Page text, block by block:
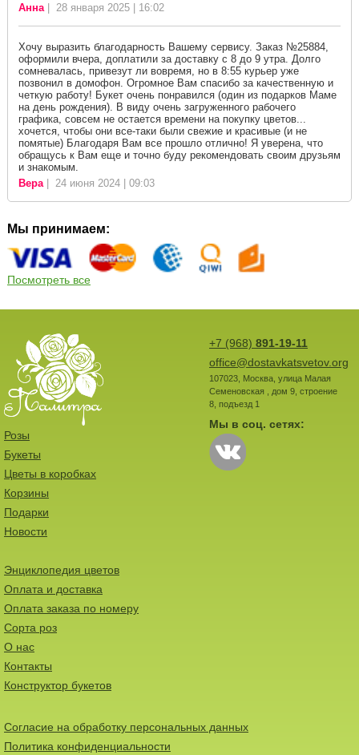
Анна| 28 января 2025 | 16:02
Хочу выразить благодарность Вашему сервису. Заказ №25884,
оформили вчера, доплатили за доставку с 8 до 9 утра. Долго
сомневалась, привезут ли вовремя, но в 8:55 курьер уже
позвонил в домофон. Огромное Вам спасибо за качественную и
четкую работу! Букет очень понравился (один из подарков Маме
на день рождения). В виду очень загруженного рабочего
графика, совсем не остается времени на покупку цветов...
хочется, чтобы они все-таки были свежие и красивые (и не
помятые) Благодаря Вам все прошло отлично! Я уверена, что
обращусь к Вам еще и точно буду рекомендовать своим друзьям
и знакомым.
Вера| 24 июня 2024 | 09:03
Мы принимаем:
Посмотреть все
+7 (968) 891-19-11
office@dostavkatsvetov.org
107023, Москва, улица Малая
Семеновская , дом 9, строение
8, подъезд 1
Мы в соц. сетях:
Розы
Букеты
Цветы в коробках
Корзины
Подарки
Новости
Энциклопедия цветов
Оплата и доставка
Оплата заказа по номеру
Сорта роз
О нас
Контакты
Конструктор букетов
Согласие на обработку персональных данных
Политика конфиденциальности